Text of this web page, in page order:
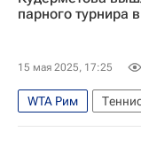
Женская
парного турнира
15 мая 2025, 17:25
WTA Рим
Вероника